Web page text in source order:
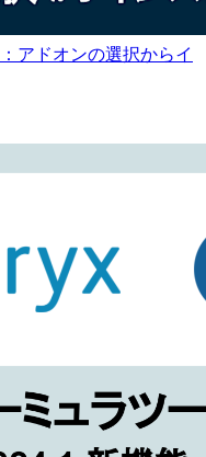
アドオンの選択からイ